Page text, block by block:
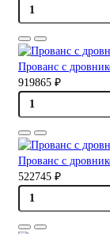
Прованс с
919865 ₽
Прованс с
522745 ₽